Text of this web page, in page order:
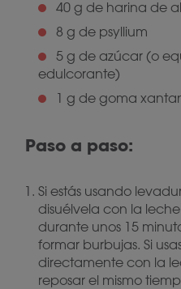
40 g de harina de
8 g de psyllium
5 g de azúcar (o
edulcorante)
1 g de goma
Paso a paso:
Si estás usando
disuélvela con la
durante unos 15
formar burbujas. Si
directamente con la
reposar el mismo